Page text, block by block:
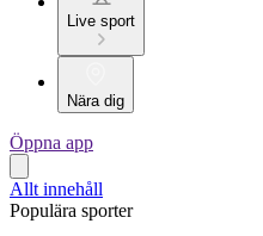
Live sport
Nära dig
Öppna app
Allt innehåll
Populära sporter